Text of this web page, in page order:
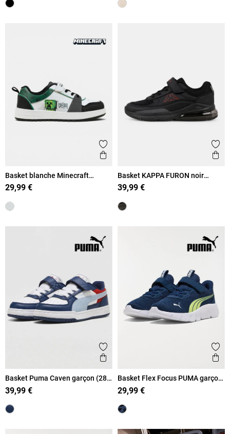
Ajouter aux favoris
Aperçu rapide
Basket blanche Minecraft
garçon (31-38)
29,99 €
Basket KAPPA FURON noir
garçon (31-39)
39,99 €
Ajouter aux favoris
Aperçu rapide
Basket Puma Caven garçon (28-
35)
39,99 €
Basket Flex Focus PUMA garçon
(31-35)
29,99 €